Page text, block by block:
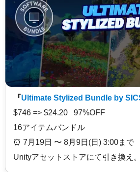
『Ultimate Stylized Bundle by
$746 => $24.20 97%OFF
16アイテムバンドル
⏰️ 7月19日 〜 8月9日(日) 3:00まで
Unityアセットストアにて引き換え